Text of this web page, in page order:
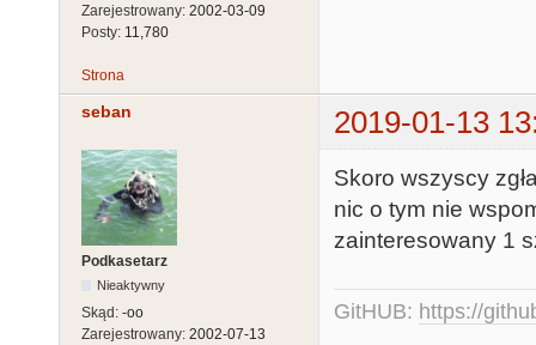
Zarejestrowany: 2002-03-09
Posty: 11,780
Strona
seban 2019-01-13
Podkasetarz
Nieaktywny
Skąd: -oo
Zarejestrowany: 2002-07-13
Skoro wszyscy
nic o tym nie
zainteresowany 1
GitHUB: https://